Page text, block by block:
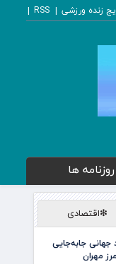
زنده ورزشی RSS
ها
❇اقتصادی
جهانی جابه‌جایی
مهران